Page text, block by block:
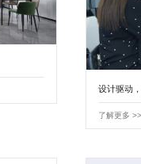
设计驱动
了解更多